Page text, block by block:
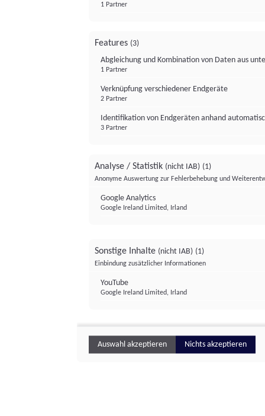
1 Partner
Features (3)
Abgleichung und Kombination von Daten aus
1 Partner
Verknüpfung verschiedener Endgeräte
2 Partner
Identifikation von Endgeräten anhand
3 Partner
Analyse / Statistik (nicht IAB) (1)
Anonyme Auswertung zur Fehlerbehebung und
Google Analytics
Google Ireland Limited, Irland
Sonstige Inhalte (nicht IAB) (1)
Einbindung zusätzlicher Informationen
YouTube
Google Ireland Limited, Irland
Auswahl akzeptieren Nichts akzeptieren